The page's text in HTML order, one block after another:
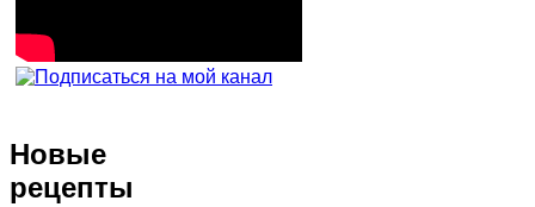
Новые
рецепты